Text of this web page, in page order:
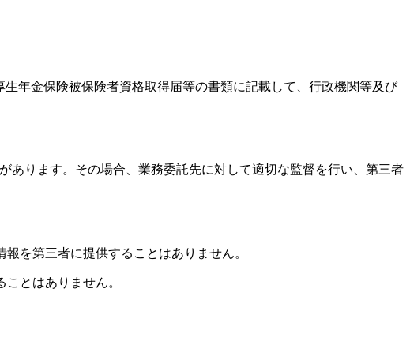
年金保険被保険者資格取得届等の書類に記載して、行政機関等及び
あります。その場合、業務委託先に対して適切な監督を行い、第三者
を第三者に提供することはありません。
とはありません。